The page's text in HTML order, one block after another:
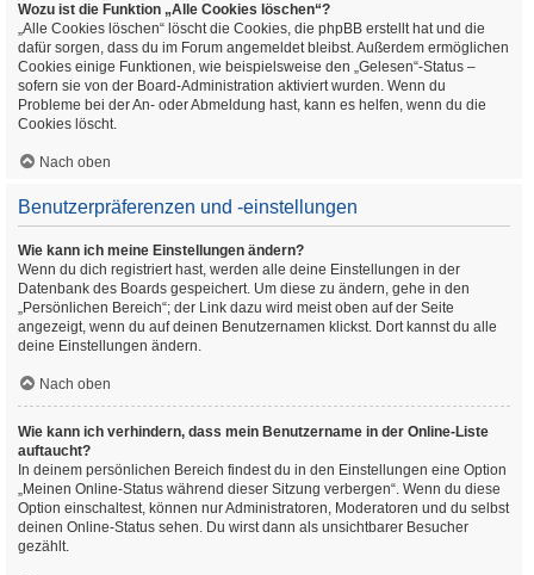
Wozu ist die Funktion „Alle Cookies löschen“?
„Alle Cookies löschen“ löscht die Cookies, die phpBB erstellt hat und die
dafür sorgen, dass du im Forum angemeldet bleibst. Außerdem ermöglichen
Cookies einige Funktionen, wie beispielsweise den „Gelesen“-Status –
sofern sie von der Board-Administration aktiviert wurden. Wenn du
Probleme bei der An- oder Abmeldung hast, kann es helfen, wenn du die
Cookies löscht.
Nach oben
Benutzerpräferenzen und -einstellungen
Wie kann ich meine Einstellungen ändern?
Wenn du dich registriert hast, werden alle deine Einstellungen in der
Datenbank des Boards gespeichert. Um diese zu ändern, gehe in den
„Persönlichen Bereich“; der Link dazu wird meist oben auf der Seite
angezeigt, wenn du auf deinen Benutzernamen klickst. Dort kannst du alle
deine Einstellungen ändern.
Nach oben
Wie kann ich verhindern, dass mein Benutzername in der Online-Liste
auftaucht?
In deinem persönlichen Bereich findest du in den Einstellungen eine Option
„Meinen Online-Status während dieser Sitzung verbergen“. Wenn du diese
Option einschaltest, können nur Administratoren, Moderatoren und du selbst
deinen Online-Status sehen. Du wirst dann als unsichtbarer Besucher
gezählt.